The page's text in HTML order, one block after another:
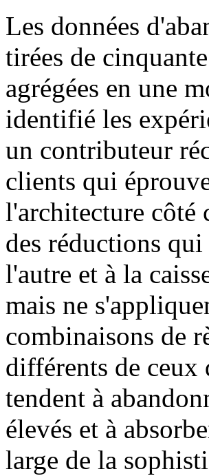
Les données
tirées de
agrégées en une
identifié les
un contributeur
clients qui
l'architecture côté
des réductions
l'autre et à la
mais ne
combinaisons de
différents de
tendent à
élevés et à
large de la